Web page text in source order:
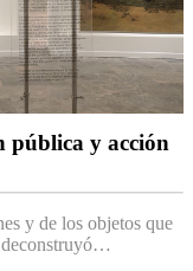
pública y acción
y de los objetos que
deconstruyó…